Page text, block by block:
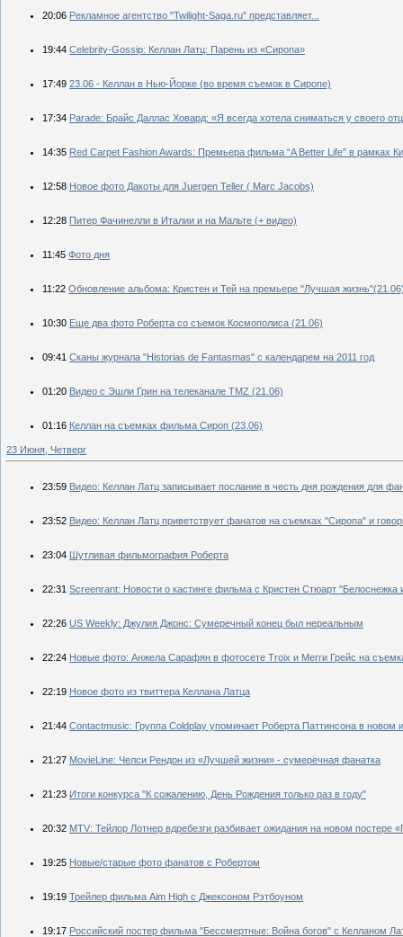
20:06 Рекламное агентство "Twilight-Saga.ru" представляет...
19:44 Celebrity-Gossip: Келлан Латц: Парень из «Сиропа»
17:49 23.06 - Келлан в Нью-Йорке (во время съемок в Сиропе)
17:34 Рarade: Брайс Даллас Ховард: «Я всегда хотела сниматься у своего
14:35 Red Carpet Fashion Awards: Премьера фильма “A Better Life” в рамках
12:58 Новое фото Дакоты для Juergen Teller ( Marc Jacobs)
12:28 Питер Фачинелли в Италии и на Мальте (+ видео)
11:45 Фото дня
11:22 Обновление альбома: Кристен и Тей на премьере "Лучшая
10:30 Еще два фото Роберта со съемок Космополиса (21.06)
09:41 Сканы журнала "Historias de Fantasmas" с календарем на 2011 год
01:20 Видео с Эшли Грин на телеканале TMZ (21.06)
01:16 Келлан на съемках фильма Сироп (23.06)
23 Июня, Четверг
23:59 Видео: Келлан Латц записывает послание в честь дня рождения для
23:52 Видео: Келлан Латц приветствует фанатов на съемках "Сиропа" и
23:04 Шутливая фильмография Роберта
22:31 Screenrant: Новости о кастинге фильма с Кристен Стюарт "Белоснежка
22:26 US Weekly: Джулия Джонс: Сумеречный конец был нереальным
22:24 Новые фото: Анжела Сарафян в фотосете Troix и Мегги Грейс на
22:19 Новое фото из твиттера Келлана Латца
21:44 Contactmusic: Группа Coldplay упоминает Роберта Паттинсона в новом
21:27 MovieLine: Челси Рендон из «Лучшей жизни» - сумеречная фанатка
21:23 Итоги конкурса "К сожалению, День Рождения только раз в году"
20:32 MTV: Тейлор Лотнер вдребезги разбивает ожидания на новом постере
19:25 Новые/старые фото фанатов с Робертом
19:19 Трейлер фильма Aim High с Джексоном Рэтбоуном
19:17 Российский постер фильма "Бессмертные: Война богов" с Келланом